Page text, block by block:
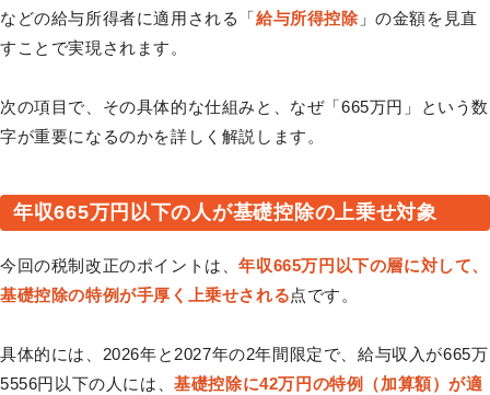
などの給与所得者に適用される「給与所得控除 」の金額を見直
すことで実現されます。
次の項目で、その具体的な仕組みと、なぜ「665万円」という数
字が重要になるのかを詳しく解説します。
年収665万円以下の人が基礎控除の上乗せ対象
今回の税制改正のポイントは、年収665万円以下の層に対して、
基礎控除の特例が手厚く上乗せされる点です。
具体的には、2026年と2027年の2年間限定で、給与収入が665万
5556円以下の人には、基礎控除に42万円の特例（加算額）が適